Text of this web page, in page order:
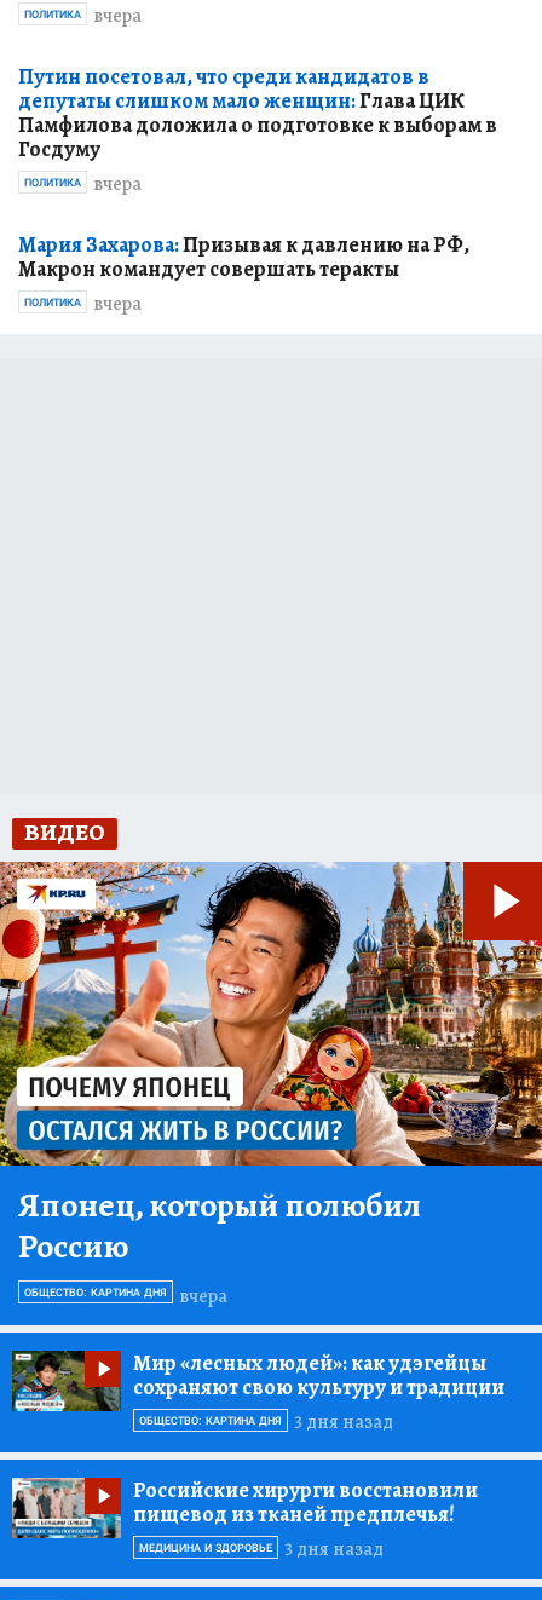
вчера
ПОЛИТИКА
Путин посетовал, что среди кандидатов в
депутаты слишком мало женщин:Глава ЦИК
Памфилова доложила о подготовке к выборам в
Госдуму
вчера
ПОЛИТИКА
Мария Захарова:Призывая к давлению на РФ,
Макрон командует совершать теракты
вчера
ПОЛИТИКА
ВИДЕО
Японец, который полюбил
Россию
вчера
ОБЩЕСТВО: КАРТИНА ДНЯ
Мир «лесных людей»:как удэгейцы
сохраняют свою культуру и традиции
3 дня назад
ОБЩЕСТВО: КАРТИНА ДНЯ
Российские хирурги восстановили
пищевод из тканей предплечья!
3 дня назад
МЕДИЦИНА И ЗДОРОВЬЕ